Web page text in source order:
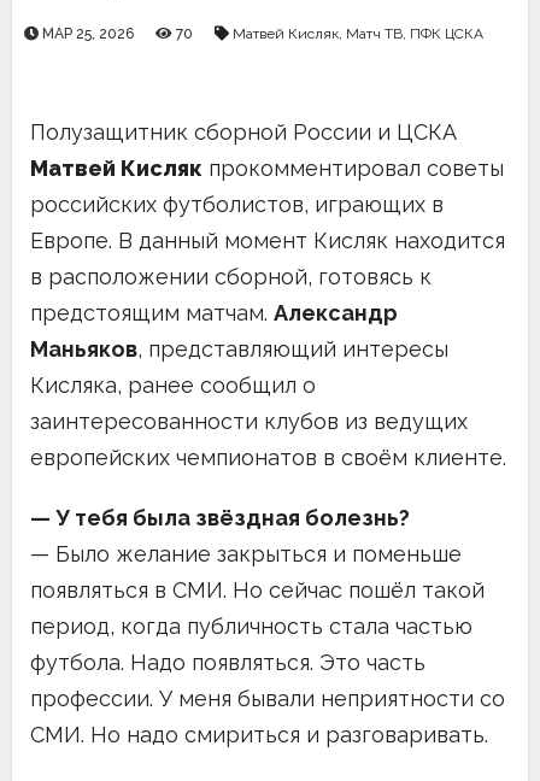
МАР 25, 2026 70 Матвей Кисляк, Матч ТВ, ПФК ЦСКА
Полузащитник сборной России и ЦСКА
Матвей Кисляк прокомментировал советы
российских футболистов, играющих в
Европе. В данный момент Кисляк находится
в расположении сборной, готовясь к
предстоящим матчам. Александр
Маньяков, представляющий интересы
Кисляка, ранее сообщил о
заинтересованности клубов из ведущих
европейских чемпионатов в своём клиенте.
— У тебя была звёздная болезнь?
— Было желание закрыться и поменьше
появляться в СМИ. Но сейчас пошёл такой
период, когда публичность стала частью
футбола. Надо появляться. Это часть
профессии. У меня бывали неприятности со
СМИ. Но надо смириться и разговаривать.